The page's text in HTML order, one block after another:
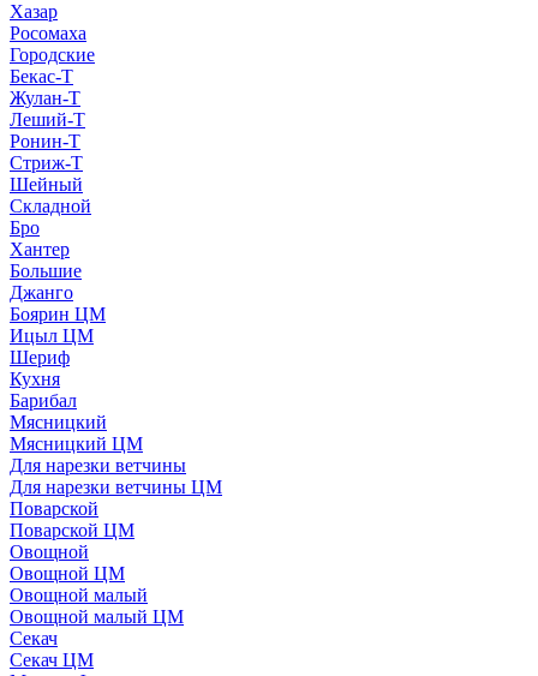
Хазар
Росомаха
Городские
Бекас-Т
Жулан-Т
Леший-Т
Ронин-Т
Стриж-Т
Шейный
Складной
Бро
Хантер
Большие
Джанго
Боярин ЦМ
Ицыл ЦМ
Шериф
Кухня
Барибал
Мясницкий
Мясницкий ЦМ
Для нарезки ветчины
Для нарезки ветчины ЦМ
Поварской
Поварской ЦМ
Овощной
Овощной ЦМ
Овощной малый
Овощной малый ЦМ
Секач
Секач ЦМ